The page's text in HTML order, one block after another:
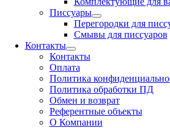
Писсуары
Перегородки для
Смывы для писсуаров
Контакты
Контакты
Оплата
Политика
Политика обработки ПД
Обмен и возврат
Референтные объекты
О Компании